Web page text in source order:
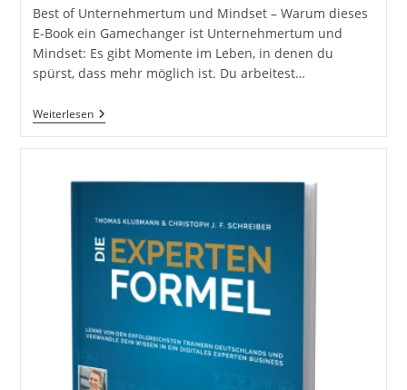
Best of Unternehmertum und Mindset – Warum dieses
E-Book ein Gamechanger ist Unternehmertum und
Mindset: Es gibt Momente im Leben, in denen du
spürst, dass mehr möglich ist. Du arbeitest…
WeiterlesenBest
Of
EBook
Funnel
Dirk
Kreuter